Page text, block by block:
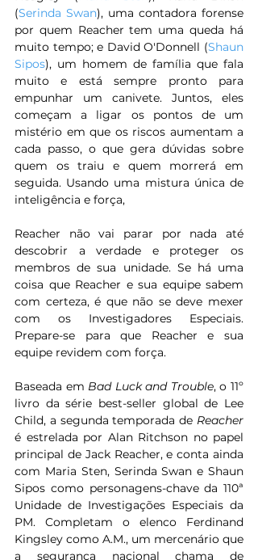
(Serinda Swan), uma contadora forense
por quem Reacher tem uma queda há
muito tempo; e David O'Donnell (Shaun
Sipos), um homem de família que fala
muito e está sempre pronto para
empunhar um canivete. Juntos, eles
começam a ligar os pontos de um
mistério em que os riscos aumentam a
cada passo, o que gera dúvidas sobre
quem os traiu e quem morrerá em
seguida. Usando uma mistura única de
inteligência e força,
Reacher não vai parar por nada até
descobrir a verdade e proteger os
membros de sua unidade. Se há uma
coisa que Reacher e sua equipe sabem
com certeza, é que não se deve mexer
com os Investigadores Especiais.
Prepare-se para que Reacher e sua
equipe revidem com força.
Baseada em Bad Luck and Trouble, o 11º
livro da série best-seller global de Lee
Child, a segunda temporada de Reacher
é estrelada por Alan Ritchson no papel
principal de Jack Reacher, e conta ainda
com Maria Sten, Serinda Swan e Shaun
Sipos como personagens-chave da 110ª
Unidade de Investigações Especiais da
PM. Completam o elenco Ferdinand
Kingsley como A.M., um mercenário que
a segurança nacional chama de